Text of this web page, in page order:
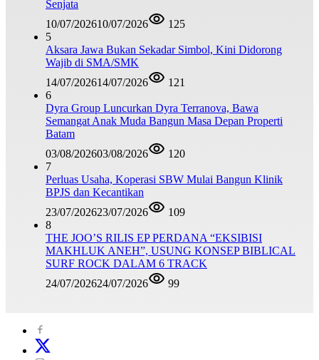
Senjata
10/07/202610/07/2026
125
5
Aksara Jawa Bukan Sekadar Simbol, Kini Didorong
Wajib di SMA/SMK
14/07/202614/07/2026
121
6
Dyra Group Luncurkan Dyra Terranova, Bawa
Semangat Anak Muda Bangun Masa Depan Properti
Batam
03/08/202603/08/2026
120
7
Perluas Usaha, Koperasi SBW Mulai Bangun Klinik
BPJS dan Kecantikan
23/07/202623/07/2026
109
8
THE JOO’S RILIS EP PERDANA “EKSIBISI
MAKHLUK ANEH”, USUNG KONSEP BIBLICAL
SURF ROCK DALAM 6 TRACK
24/07/202624/07/2026 99